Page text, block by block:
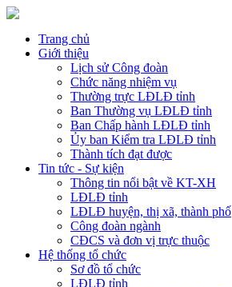
Trang chủ
Giới thiệu
Lịch sử Công đoàn
Chức năng nhiệm vụ
Thường trực LĐLĐ tỉnh
Ban Thường vụ LĐLĐ tỉnh
Ban Chấp hành LĐLĐ tỉnh
Ủy ban Kiểm tra LĐLĐ tỉnh
Thành tích đạt được
Tin tức - Sự kiện
Thông tin nổi bật về KT-XH
LĐLĐ tỉnh
LĐLĐ huyện, thị xã, thành phố
Công đoàn ngành
CĐCS và đơn vị trực thuộc
Hệ thống tổ chức
Sơ đồ tổ chức
LĐLĐ tỉnh